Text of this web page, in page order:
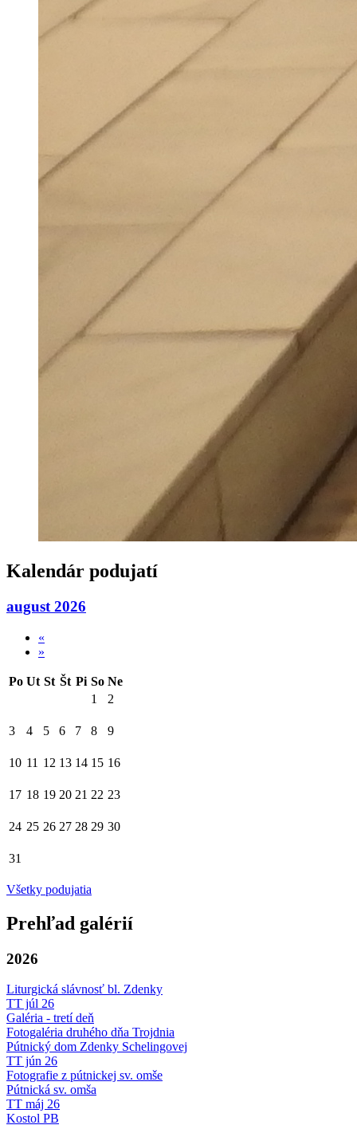
Kalendár podujatí
august 2026
«
»
Po Ut St Št Pi So Ne
1
2
3 4 5 6 7 8 9
10 11 12 13 14 15 16
17 18 19 20 21 22 23
24 25 26 27 28 29 30
31
Všetky podujatia
Prehľad galérií
2026
Liturgická slávnosť bl. Zdenky
TT júl 26
Galéria - tretí deň
Fotogaléria druhého dňa Trojdnia
Pútnický dom Zdenky Schelingovej
TT jún 26
Fotografie z pútnickej sv. omše
Pútnická sv. omša
TT máj 26
Kostol PB